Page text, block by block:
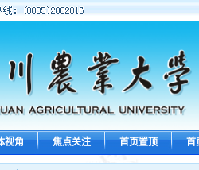
视角 焦点关注 首页置顶 首